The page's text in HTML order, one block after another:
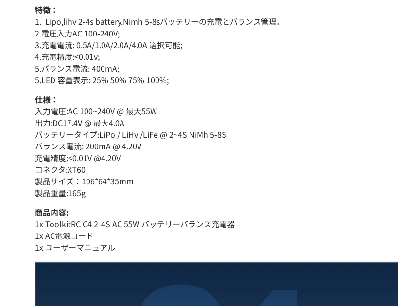
特徴：
1. Lipo,lihv 2-4s battery.Nimh 5-8sバッテリーの充電とバランス管理。
2.電圧入力AC 100-240V;
3.充電電流: 0.5A/1.0A/2.0A/4.0A 選択可能;
4.充電精度:<0.01v;
5.バランス電流: 400mA;
5.LED 容量表示: 25% 50% 75% 100%;
仕様：
入力電圧:AC 100~240V @ 最大55W
出力:DC17.4V @ 最大4.0A
バッテリータイプ:LiPo / LiHv /LiFe @ 2~4S NiMh 5-8S
バランス電流: 200mA @ 4.20V
充電精度:<0.01V @4.20V
コネクタ:XT60
製品サイズ：106*64*35mm
製品重量:165g
商品内容:
1x ToolkitRC C4 2-4S AC 55W バッテリーバランス充電器
1x AC電源コード
1x ユーザーマニュアル